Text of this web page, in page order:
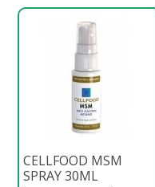
CELLFOOD MSM
SPRAY 30ML